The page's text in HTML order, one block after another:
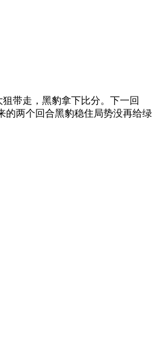
带走，黑豹拿下比分。下一回
的两个回合黑豹稳住局势没再给绿